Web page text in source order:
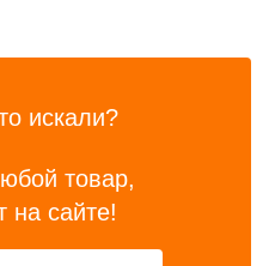
искали?
товар,
на сайте!